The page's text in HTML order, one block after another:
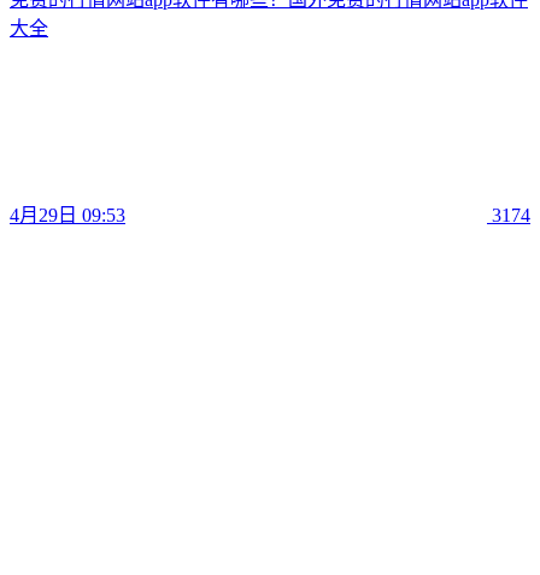
大全
4月29日 09:53 3174